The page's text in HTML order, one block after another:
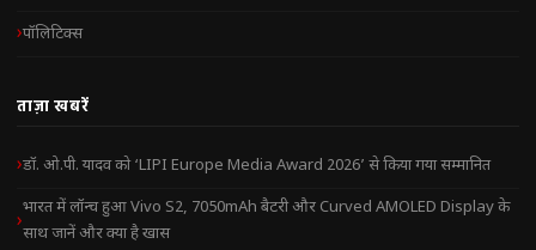
पॉलिटिक्स
ताज़ा खबरें
डॉ. ओ.पी. यादव को ‘LIPI Europe Media Award 2026’ से किया गया सम्मानित
भारत में लॉन्च हुआ Vivo S2, 7050mAh बैटरी और Curved AMOLED Display के
साथ जानें और क्या है खास